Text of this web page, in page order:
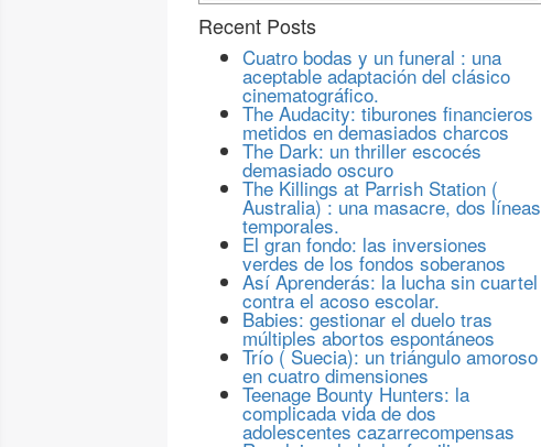
Recent Posts
Cuatro bodas y un funeral : una
aceptable adaptación del clásico
cinematográfico.
The Audacity: tiburones financieros
metidos en demasiados charcos
The Dark: un thriller escocés
demasiado oscuro
The Killings at Parrish Station (
Australia) : una masacre, dos líneas
temporales.
El gran fondo: las inversiones
verdes de los fondos soberanos
Así Aprenderás: la lucha sin cuartel
contra el acoso escolar.
Babies: gestionar el duelo tras
múltiples abortos espontáneos
Trío ( Suecia): un triángulo amoroso
en cuatro dimensiones
Teenage Bounty Hunters: la
complicada vida de dos
adolescentes cazarrecompensas